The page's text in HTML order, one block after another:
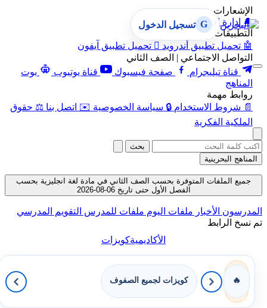
الإشعارات
🔔 إدارة الإشعارات
التطبيقات
🤖 تحميل تطبيق أندرويد  تحميل تطبيق آيفون
التواصل الاجتماعي | الصف الثاني
قناة تيليجرام
صفحة فيسبوك قناة يوتيوب
بوت
المناهج
روابط مهمة
📄 شروط الاستخدام 🔒 سياسة الخصوصية ✉️ اتصل بنا ⚖️ حقوق
الملكية الفكرية
G تسجيل الدخول
بحث
المناهج البحرينية
جميع الملفات المتوفرة بحسب الصف الثاني في مادة لغة انجليزية بحسب
الفصل الأول حتى تاريخ 06-08-2026
المدرسون الأخبار ملفات اليوم ملفات للمدرس التقويم المدرسي
تم نسخ الرابط
الأكاديميةكويزات
🔥 كويزات لجميع الصفوف